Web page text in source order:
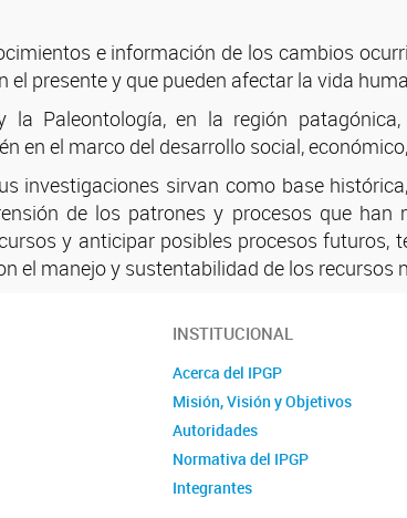
e información de los cambios
el presente y que pueden afectar la vida
la Paleontología, en la región
en el marco del desarrollo social,
investigaciones sirvan como base
de los patrones y procesos que han
y anticipar posibles procesos futuros,
el manejo y sustentabilidad de los recursos
INSTITUCIONAL
Acerca del IPGP
Misión, Visión y Objetivos
Autoridades
Normativa del IPGP
Integrantes